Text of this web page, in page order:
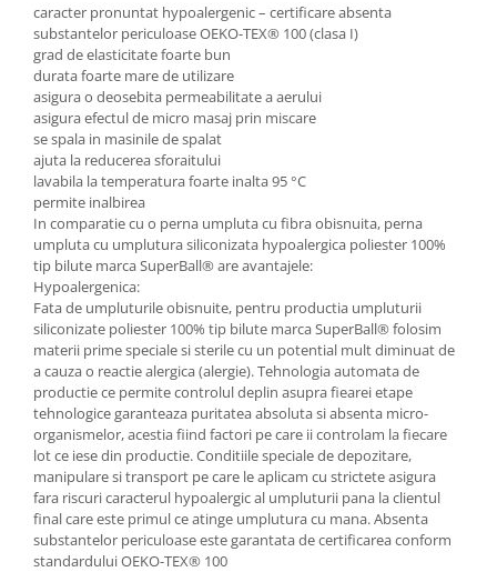
caracter pronuntat hypoalergenic – certificare absenta
substantelor periculoase OEKO-TEX® 100 (clasa I)
grad de elasticitate foarte bun
durata foarte mare de utilizare
asigura o deosebita permeabilitate a aerului
asigura efectul de micro masaj prin miscare
se spala in masinile de spalat
ajuta la reducerea sforaitului
lavabila la temperatura foarte inalta 95 °C
permite inalbirea
In comparatie cu o perna umpluta cu fibra obisnuita, perna
umpluta cu umplutura siliconizata hypoalergica poliester 100%
tip bilute marca SuperBall® are avantajele:
Hypoalergenica:
Fata de umpluturile obisnuite, pentru productia umpluturii
siliconizate poliester 100% tip bilute marca SuperBall® folosim
materii prime speciale si sterile cu un potential mult diminuat de
a cauza o reactie alergica (alergie). Tehnologia automata de
productie ce permite controlul deplin asupra fiearei etape
tehnologice garanteaza puritatea absoluta si absenta micro-
organismelor, acestia fiind factori pe care ii controlam la fiecare
lot ce iese din productie. Conditiile speciale de depozitare,
manipulare si transport pe care le aplicam cu strictete asigura
fara riscuri caracterul hypoalergic al umpluturii pana la clientul
final care este primul ce atinge umplutura cu mana. Absenta
substantelor periculoase este garantata de certificarea conform
standardului OEKO-TEX® 100